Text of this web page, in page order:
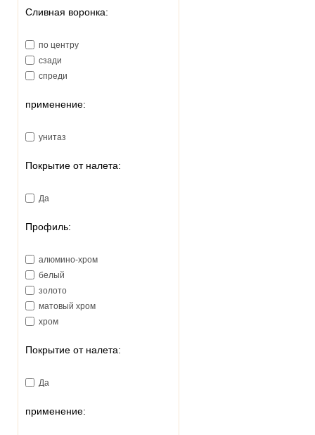
Сливная воронка:
по центру
сзади
спреди
применение:
унитаз
Покрытие от налета:
Да
Профиль:
алюмино-хром
белый
золото
матовый хром
хром
Покрытие от налета:
Да
применение: